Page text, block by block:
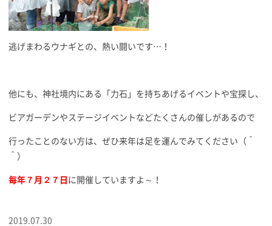
逃げまわるウナギとの、熱い闘いです…！
他にも、神社境内にある「力石」を持ちあげるイベントや宝探し、
ビアガーデンやステージイベントなどたくさんの催しがあるので
行ったことのない方は、ぜひ来年は足を運んでみてください（＾
＾）
毎年７月２７日 に開催していますよ～！
2019.07.30